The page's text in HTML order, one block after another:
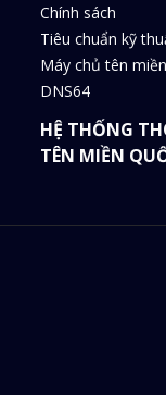
Chính sách
Tiêu chuẩn kỹ
Máy chủ tên
DNS64
HỆ THỐNG
TÊN MIỀN